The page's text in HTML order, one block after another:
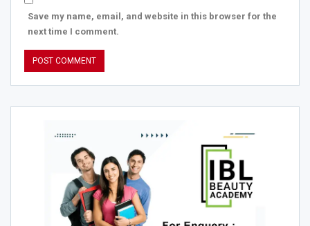
Save my name, email, and website in this browser for the
next time I comment.